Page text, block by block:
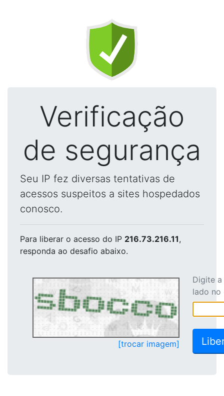
Verificação
de segurança
Seu IP fez diversas tentativas de
acessos suspeitos a sites hospedados
conosco.
Para liberar o acesso do IP 216.73.216.11,
responda ao desafio abaixo.
[trocar imagem]
Digite
lado no